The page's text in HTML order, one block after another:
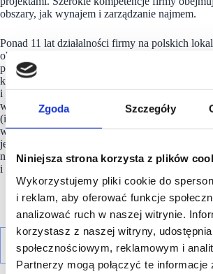
Zgoda Szczegóły
Niniejsza strona korzysta z plików
Wykorzystujemy pliki cookie do
i reklam, aby oferować funkcje
analizować ruch w naszej witrynie.
korzystasz z naszej witryny,
społecznościowym, reklamowym i
Partnerzy mogą połączyć te informacje
obszary, jak wynajem i zarządzanie najmem.
Ponad 11 lat działalności firmy na polskich
obejmującej zarządzanie parkami handlowymi, a
przebudowy centralnie zlokalizowanych
komercyjnych, pozwoliło firmie zgromadzić
i doświadczenie, które umożliwia jej
wartości dodanych dla wszystkich grup
(inwestorów, najemców i lokalnych
w posiadaniufirmyznajduje się 39 parków, z
jest już zabezpieczone na kolejny rok. W
najbliższych lat inwestor planuje podwojenie
i zwiększenie wartości portfela.